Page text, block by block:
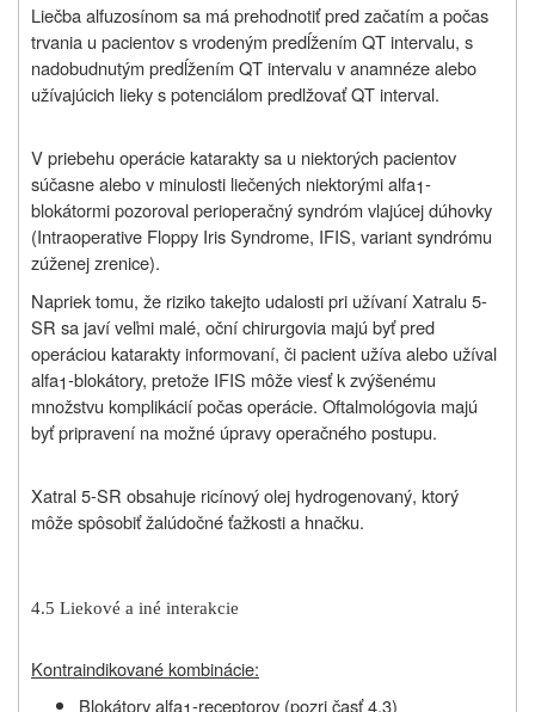
Liečba alfuzosínom sa má prehodnotiť pred začatím a počas
trvania u pacientov s vrodeným predĺžením QT intervalu, s
nadobudnutým predĺžením QT intervalu v anamnéze alebo
užívajúcich lieky s potenciálom predlžovať QT interval.
V priebehu operácie katarakty sa u niektorých pacientov
súčasne alebo v minulosti liečených niektorými alfa1-
blokátormi pozoroval perioperačný syndróm vlajúcej dúhovky
(Intraoperative Floppy Iris Syndrome, IFIS, variant syndrómu
zúženej zrenice).
Napriek tomu, že riziko takejto udalosti pri užívaní Xatralu 5-
SR sa javí veľmi malé, oční chirurgovia majú byť pred
operáciou katarakty informovaní, či pacient užíva alebo užíval
alfa1-blokátory, pretože IFIS môže viesť k zvýšenému
množstvu komplikácií počas operácie. Oftalmológovia majú
byť pripravení na možné úpravy operačného postupu.
Xatral 5-SR obsahuje ricínový olej hydrogenovaný, ktorý
môže spôsobiť žalúdočné ťažkosti a hnačku.
4.5 Liekové a iné interakcie
Kontraindikované kombinácie:
Blokátory alfa -receptorov (pozri časť 4.3)